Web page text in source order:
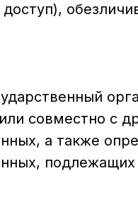
совместно с
а также